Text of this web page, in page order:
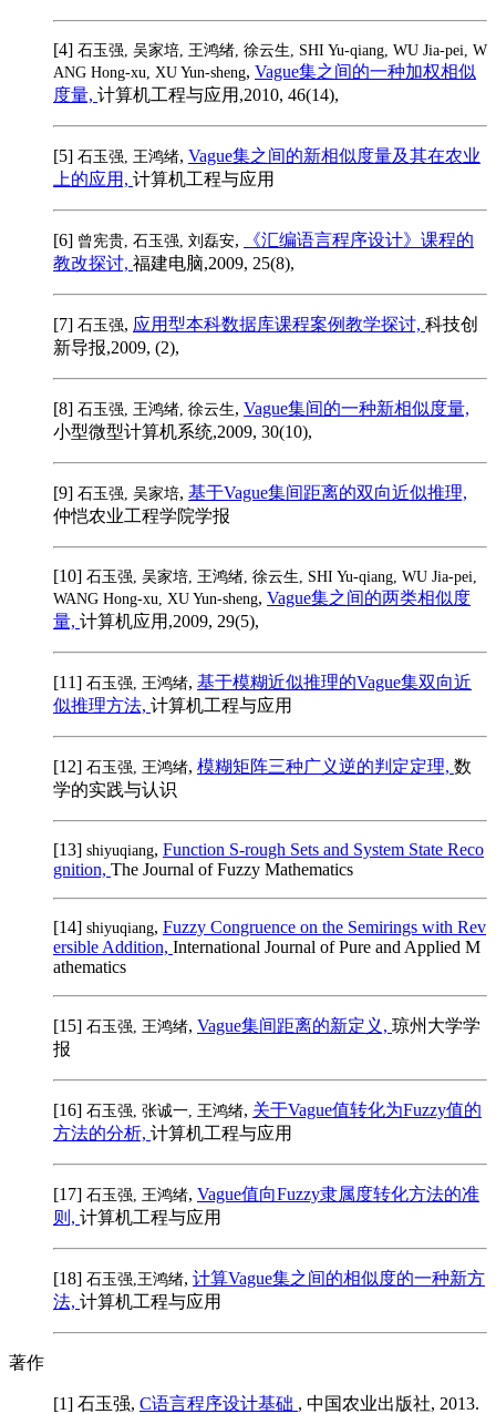
[4] 石玉强, 吴家培, 王鸿绪, 徐云生, SHI Yu-qiang, WU Jia-pei, W
ANG Hong-xu, XU Yun-sheng, Vague集之间的一种加权相似
度量, 计算机工程与应用,2010, 46(14),
[5] 石玉强, 王鸿绪, Vague集之间的新相似度量及其在农业
上的应用, 计算机工程与应用
[6] 曾宪贵, 石玉强, 刘磊安,
《汇编语言程序设计》课程的
教改探讨, 福建电脑,2009, 25(8),
[7] 石玉强, 应用型本科数据库课程案例教学探讨, 科技创
新导报,2009, (2),
[8] 石玉强, 王鸿绪, 徐云生, Vague集间的一种新相似度量,
小型微型计算机系统,2009, 30(10),
[9] 石玉强, 吴家培, 基于Vague集间距离的双向近似推理,
仲恺农业工程学院学报
[10] 石玉强, 吴家培, 王鸿绪, 徐云生, SHI Yu-qiang, WU Jia-pei,
WANG Hong-xu, XU Yun-sheng, Vague集之间的两类相似度
量, 计算机应用,2009, 29(5),
[11] 石玉强, 王鸿绪, 基于模糊近似推理的Vague集双向近
似推理方法, 计算机工程与应用
[12] 石玉强, 王鸿绪, 模糊矩阵三种广义逆的判定定理, 数
学的实践与认识
[13] shiyuqiang, Function S-rough Sets and System State Reco
gnition, The Journal of Fuzzy Mathematics
[14] shiyuqiang, Fuzzy Congruence on the Semirings with Rev
ersible Addition, International Journal of Pure and Applied M
athematics
[15] 石玉强, 王鸿绪, Vague集间距离的新定义, 琼州大学学
报
[16] 石玉强, 张诚一, 王鸿绪, 关于Vague值转化为Fuzzy值的
方法的分析, 计算机工程与应用
[17] 石玉强, 王鸿绪, Vague值向Fuzzy隶属度转化方法的准
则, 计算机工程与应用
[18] 石玉强,王鸿绪, 计算Vague集之间的相似度的一种新方
法, 计算机工程与应用
著作
[1] 石玉强, C语言程序设计基础 , 中国农业出版社, 2013.